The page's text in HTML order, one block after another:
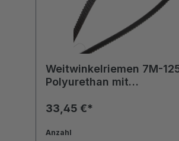
Weitwinkelriemen 7M-
Polyurethan mit
33,45 €*
Anzahl